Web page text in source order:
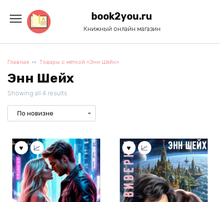
содержанию
book2you.ru
Книжный онлайн магазин
Главная Товары с меткой «Энн Шейх»
Энн Шейх
Showing all 4 results